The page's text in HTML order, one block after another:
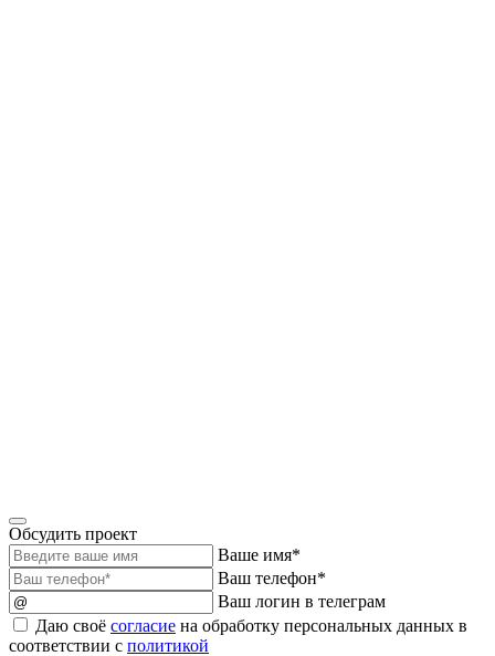
Обсудить проект
Ваше имя*
Ваш телефон*
Ваш логин в телеграм
Даю своё согласие на обработку персональных данных в
соответствии с политикой